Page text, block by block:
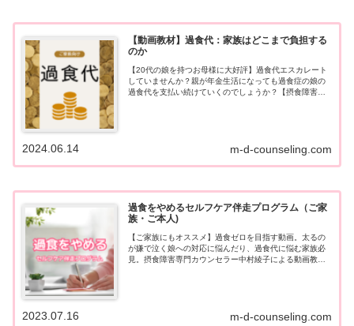
【動画教材】過食代：家族はどこまで負担する
のか
【20代の娘を持つお母様に大好評】過食代エスカレート
していませんか？親が年金生活になっても過食症の娘の
過食代を支払い続けていくのでしょうか？【摂食障害と
m-d-counseling.com
2024.06.14
過食をやめるセルフケア伴走プログラム（ご家
族・ご本人)
【ご家族にもオススメ】過食ゼロを目指す動画。太るの
が嫌で泣く娘への対応に悩んだり、過食代に悩む家族必
見。摂食障害専門カウンセラー中村綾子による動画教
m-d-counseling.com
2023.07.16